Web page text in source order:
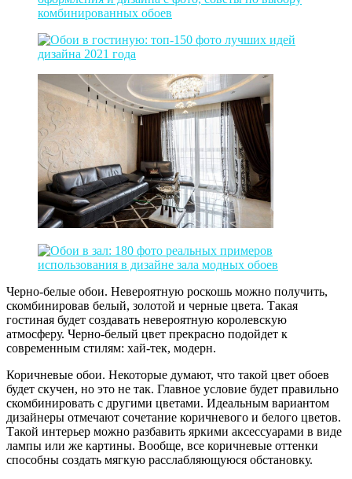
Черно-белые обои. Невероятную роскошь можно получить,
скомбинировав белый, золотой и черные цвета. Такая
гостиная будет создавать невероятную королевскую
атмосферу. Черно-белый цвет прекрасно подойдет к
современным стилям: хай-тек, модерн.
Коричневые обои. Некоторые думают, что такой цвет обоев
будет скучен, но это не так. Главное условие будет правильно
скомбинировать с другими цветами. Идеальным вариантом
дизайнеры отмечают сочетание коричневого и белого цветов.
Такой интерьер можно разбавить яркими аксессуарами в виде
лампы или же картины. Вообще, все коричневые оттенки
способны создать мягкую расслабляющуюся обстановку.